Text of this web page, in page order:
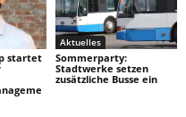
startet
Aktuelles
Sommerparty:
Stadtwerke setzen
zusätzliche Busse ein